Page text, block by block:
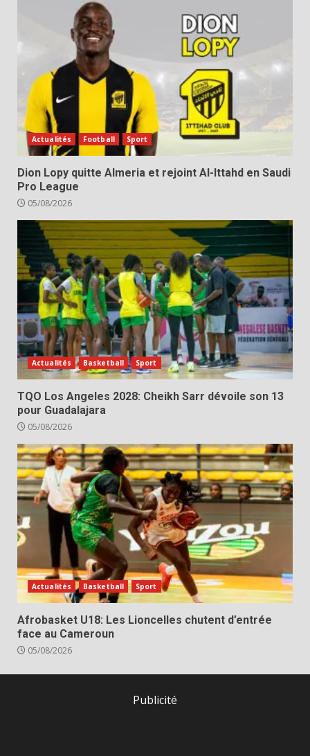
Actualités Football Sport
Dion Lopy quitte Almeria et rejoint Al-Ittahd en Saudi
Pro League
05/08/2026
Actualités Basketball Sport
TQO Los Angeles 2028: Cheikh Sarr dévoile son 13
pour Guadalajara
05/08/2026
Actualités Basketball Sport
Afrobasket U18: Les Lioncelles chutent d’entrée
face au Cameroun
05/08/2026
Publicité